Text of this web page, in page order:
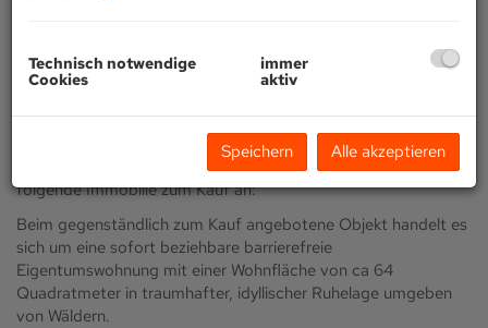
Beschreibung
Als allein vermittlungsbeauftragtes Immobilienbüro bieten wir
folgende Immobilie zum Kauf an:
Beim gegenständlich zum Kauf angebotene Objekt handelt es
sich um eine sofort beziehbare barrierefreie
Eigentumswohnung mit einer Wohnfläche von ca 64
Quadratmeter in traumhafter, idyllischer Ruhelage umgeben
von Wäldern.
Technisch notwendige
Cookies
immer
aktiv
Speichern Alle akzeptieren